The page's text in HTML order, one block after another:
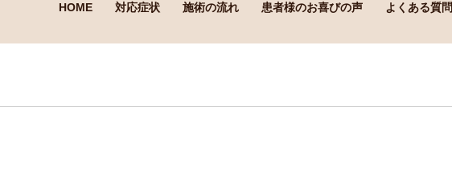
HOME 対応症状 施術の流れ 患者様のお喜びの声 よくある質問